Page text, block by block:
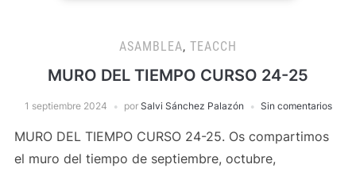
ASAMBLEA, TEACCH
MURO DEL TIEMPO CURSO 24-25
1 septiembre 2024 por Salvi Sánchez Palazón Sin comentarios
MURO DEL TIEMPO CURSO 24-25. Os compartimos
el muro del tiempo de septiembre, octubre,